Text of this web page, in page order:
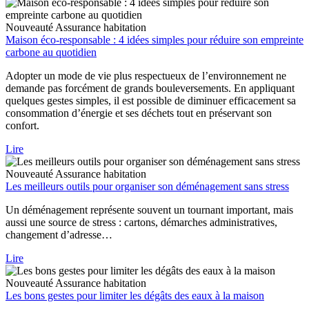
Nouveauté Assurance habitation
Maison éco-responsable : 4 idées simples pour réduire son empreinte
carbone au quotidien
Adopter un mode de vie plus respectueux de l’environnement ne
demande pas forcément de grands bouleversements. En appliquant
quelques gestes simples, il est possible de diminuer efficacement sa
consommation d’énergie et ses déchets tout en préservant son
confort.
Lire
Nouveauté Assurance habitation
Les meilleurs outils pour organiser son déménagement sans stress
Un déménagement représente souvent un tournant important, mais
aussi une source de stress : cartons, démarches administratives,
changement d’adresse…
Lire
Nouveauté Assurance habitation
Les bons gestes pour limiter les dégâts des eaux à la maison